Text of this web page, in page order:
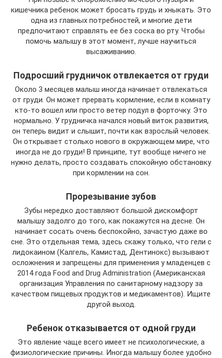
кишечника ребенок может бросать грудь и хныкать. Это
одна из главных потребностей, и многие дети
предпочитают справлять ее без соска во рту. Чтобы
помочь малышу в этот момент, лучше научиться
высаживанию.
Подросший грудничок отвлекается от груди
Около 3 месяцев малыш иногда начинает отвлекаться
от груди. Он может прервать кормление, если в комнату
кто-то вошел или просто ветер подул в форточку. Это
нормально. У грудничка начался новый виток развития,
он теперь видит и слышит, почти как взрослый человек.
Он открывает столько нового в окружающем мире, что
иногда не до груди! В принципе, тут вообще ничего не
нужно делать, просто создавать спокойную обстановку
при кормлении на сон.
Прорезывание зубов
Зубы нередко доставляют большой дискомфорт
малышу задолго до того, как покажутся на десне. Он
начинает сосать очень беспокойно, зачастую даже во
сне. Это отдельная тема, здесь скажу только, что гели с
лидокаином (Калгель, Камистад, Дентинокс) вызывают
осложнения и запрещены для применения у младенцев c
2014 года Food and Drug Administration (Американская
организация Управления по санитарному надзору за
качеством пищевых продуктов и медикаментов). Ищите
другой выход.
Ребенок отказывается от одной груди
Это явление чаще всего имеет не психологические, а
физиологические причины. Иногда малышу более удобно